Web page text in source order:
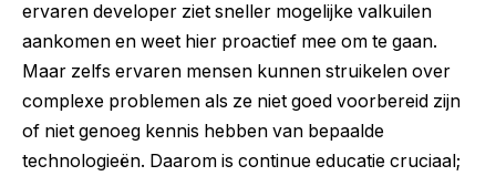
ervaren developer ziet sneller mogelijke valkuilen
aankomen en weet hier proactief mee om te gaan.
Maar zelfs ervaren mensen kunnen struikelen over
complexe problemen als ze niet goed voorbereid zijn
of niet genoeg kennis hebben van bepaalde
technologieën. Daarom is continue educatie cruciaal;